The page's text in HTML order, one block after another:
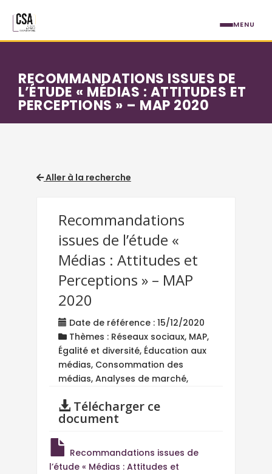
RECOMMANDATIONS ISSUES DE
L’ÉTUDE « MÉDIAS : ATTITUDES ET
PERCEPTIONS » – MAP 2020
Aller à la recherche
Recommandations
issues de l’étude «
Médias : Attitudes et
Perceptions » – MAP
2020
Date de référence : 15/12/2020
Thèmes : Réseaux sociaux, MAP,
Égalité et diversité, Éducation aux
médias, Consommation des
médias, Analyses de marché,
Télécharger ce
document
Recommandations issues de
l’étude « Médias : Attitudes et
MENU